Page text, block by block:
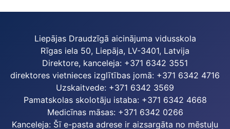
Liepājas Draudzīgā aicinājuma vidusskola
Rīgas iela 50, Liepāja, LV-3401, Latvija
Direktore, kanceleja: +371 6342 3551
direktores vietnieces izglītības jomā: +371 6342 4716
Uzskaitvede: +371 6342 3569
Pamatskolas skolotāju istaba: +371 6342 4668
Medicīnas māsas: +371 6342 0266
Kanceleja: Šī e-pasta adrese ir aizsargāta no mēstuļu